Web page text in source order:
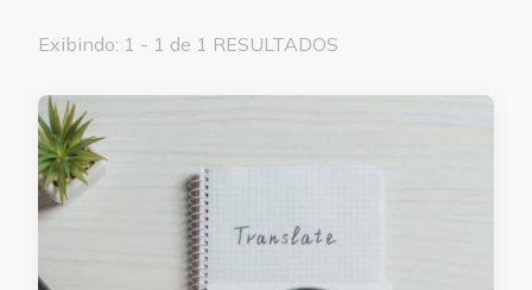
Exibindo: 1 - 1 de 1 RESULTADOS